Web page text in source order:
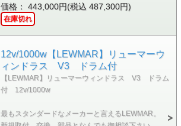
価格： 443,000円(税込 487,300円)
在庫切れ
12v/1000w【LEWMAR】リューマーウ
ィンドラス V3 ドラム付
【LEWMAR】リューマーウィンドラス V3 ドラム
付 12v/1000w
最もスタンダードなメーカーと言えるLEWMAR。